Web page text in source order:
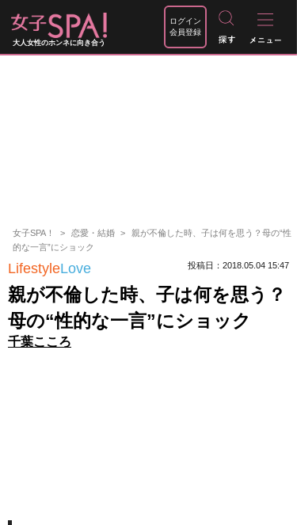
大人女性のホンネに向き合う
ログイン
会員登録
女子SPA！ 恋愛・結婚
親が不倫した時、子は何を思う？母の“性
的な一言”にショック
LifestyleLove 投稿日：2018.05.04 15:47
親が不倫した時、子は何を思う？
母の“性的な一言”にショック
千葉こころ